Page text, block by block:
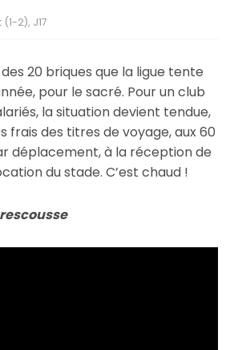
2), J17
20 briques que la ligue tente
pour le sacré. Pour un club
la situation devient tendue,
frais des titres de voyage, aux 60
déplacement, à la réception de
du stade. C’est chaud !